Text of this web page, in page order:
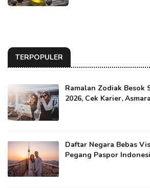
TERPOPULER
Ramalan Zodiak Besok
2026, Cek Karier,
Daftar Negara Bebas
Pegang Paspor